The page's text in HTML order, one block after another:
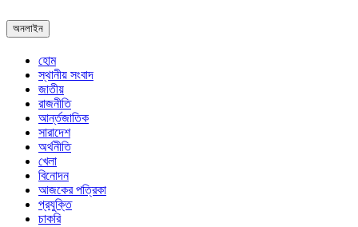
অনলাইন
হোম
স্থানীয় সংবাদ
জাতীয়
রাজনীতি
আর্ন্তজাতিক
সারাদেশ
অর্থনীতি
খেলা
বিনোদন
আজকের পত্রিকা
প্রযুক্তি
চাকরি